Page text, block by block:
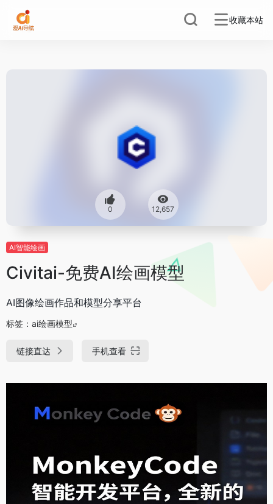
收藏本站
0 12,657
AI智能绘画
Civitai-免费AI绘画模型
AI图像绘画作品和模型分享平台
标签： ai绘画模型
链接直达 手机查看